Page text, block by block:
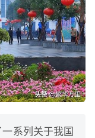
系列关于我国